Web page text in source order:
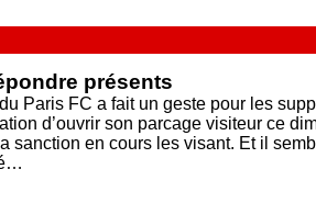
présents
Paris FC a fait un geste pour les
d’ouvrir son parcage visiteur ce
sanction en cours les visant. Et il